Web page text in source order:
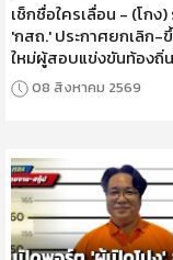
เช็กชื่อใครเลื่อน - (โกง)
'กสถ.' ประกาศยกเลิก
ใหม่ผู้สอบแข่งขันท้องถิ่
08 สิงหาคม 2569